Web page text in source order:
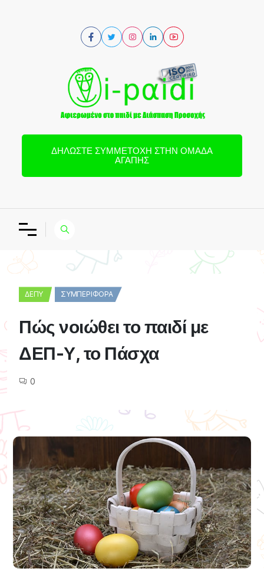
ΔΗΛΏΣΤΕ ΣΥΜΜΕΤΟΧΉ ΣΤΗΝ ΟΜΆΔΑ
ΑΓΆΠΗΣ
ΔΕΠΥ ΣΥΜΠΕΡΙΦΟΡΆ
Πώς νοιώθει το παιδί με
ΔΕΠ-Υ, το Πάσχα
0